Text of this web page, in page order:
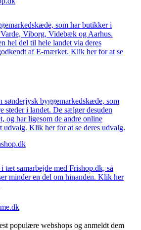
som har butikker i
Viborg, Videbæk og Aarhus.
hel del til hele landet via deres
af E-mærket. Klik her for at se
sønderjysk byggemarkedskæde, som
steder i landet. De sælger desuden
og har ligesom de andre online
udvalg. Klik her for at se deres udvalg.
tæt samarbejde med Frishop.dk, så
minder en del om hinanden. Klik her
populære webshops og anmeldt dem